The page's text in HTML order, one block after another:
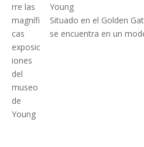
Young
Situado en el Golden
se encuentra en un